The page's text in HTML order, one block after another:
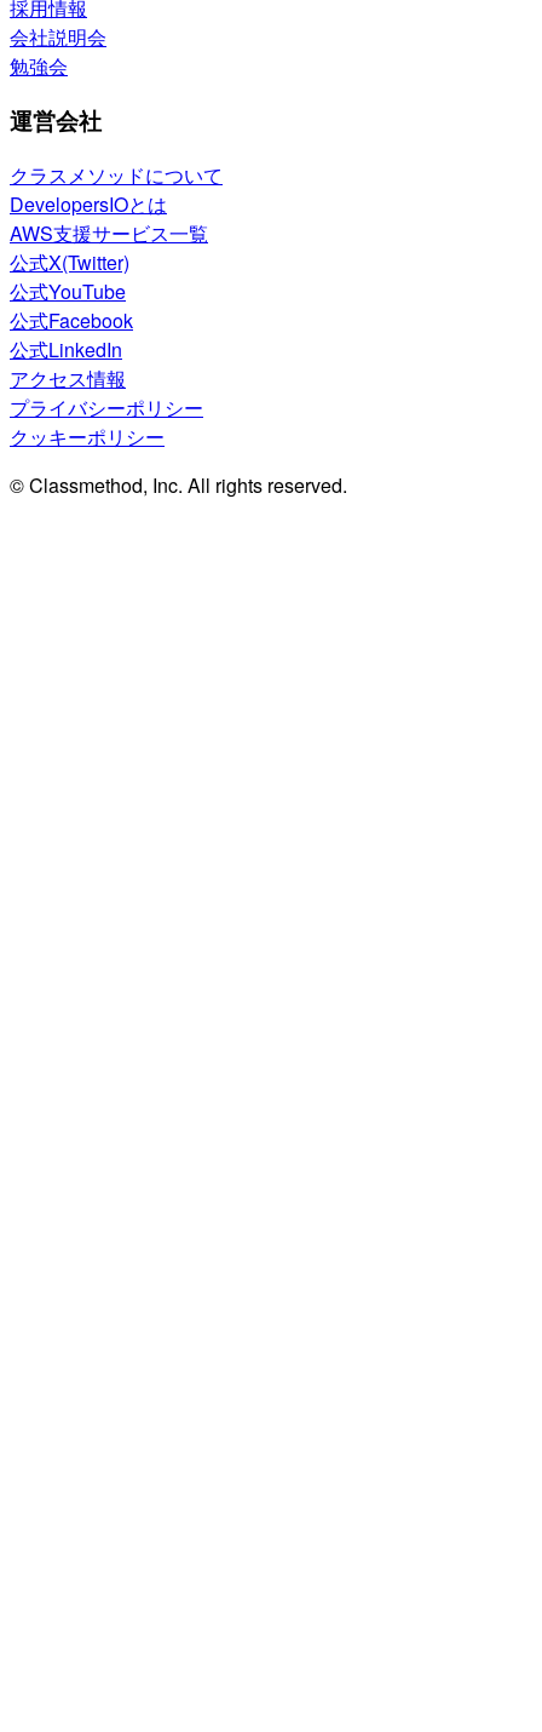
採用情報
会社説明会
勉強会
運営会社
クラスメソッドについて
DevelopersIOとは
AWS支援サービス一覧
公式X(Twitter)
公式YouTube
公式Facebook
公式LinkedIn
アクセス情報
プライバシーポリシー
クッキーポリシー
© Classmethod, Inc. All rights reserved.